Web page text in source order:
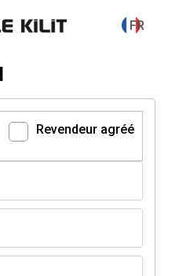
FR
Revendeur agréé